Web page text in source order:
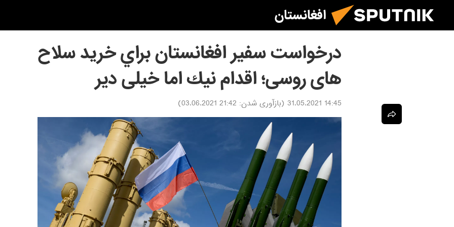
افغانستان
درخواست سفير افغانستان براي خريد سلاح
های روسی؛ اقدام نيك اما خيلی دیر
14:45 31.05.2021 (بازآوری شدن: 21:42 03.06.2021
)